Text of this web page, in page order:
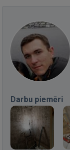
Darbu piemēri